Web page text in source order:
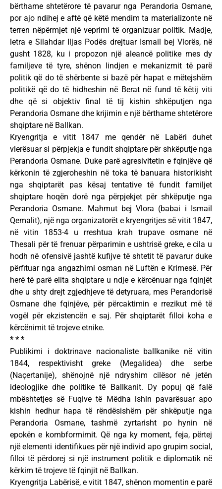
bërthame shtetërore të pavarur nga Perandoria Osmane,
por ajo ndihej e aftë që këtë mendim ta materializonte në
terren nëpërmjet një veprimi të organizuar politik. Madje,
letra e Silahdar Iljas Podës drejtuar Ismail bej Vlorës, në
gusht 1828, ku i propozon një aleancë politike mes dy
familjeve të tyre, shënon lindjen e mekanizmit të parë
politik që do të shërbente si bazë për hapat e mëtejshëm
politikë që do të hidheshin në Berat në fund të këtij viti
dhe që si objektiv final të tij kishin shkëputjen nga
Perandoria Osmane dhe krijimin e një bërthame shtetërore
shqiptare në Ballkan.
Kryengritja e vitit 1847 me qendër në Labëri duhet
vlerësuar si përpjekja e fundit shqiptare për shkëputje nga
Perandoria Osmane. Duke parë agresivitetin e fqinjëve që
kërkonin të zgjeroheshin në toka të banuara historikisht
nga shqiptarët pas kësaj tentative të fundit familjet
shqiptare hoqën dorë nga përpjekjet për shkëputje nga
Perandoria Osmane. Mahmut bej Vlora (babai i Ismail
Qemalit), një nga organizatorët e kryengritjes së vitit 1847,
në vitin 1853-4 u rreshtua krah trupave osmane në
Thesali për të frenuar përparimin e ushtrisë greke, e cila u
hodh në ofensivë jashtë kufijve të shtetit të pavarur duke
përfituar nga angazhimi osman në Luftën e Krimesë. Për
herë të parë elita shqiptare u ndje e kërcënuar nga fqinjët
dhe u shty drejt zgjedhjeve të detyruara, mes Perandorisë
Osmane dhe fqinjëve, për përcaktimin e rrezikut më të
vogël për ekzistencën e saj. Për shqiptarët filloi koha e
kërcënimit të trojeve etnike.
* * *
Publikimi i doktrinave nacionaliste ballkanike në vitin
1844, respektivisht greke (Megalidea) dhe serbe
(Naçertanije), shënojnë një ndryshim cilësor në jetën
ideologjike dhe politike të Ballkanit. Dy popuj që falë
mbështetjes së Fuqive të Mëdha ishin pavarësuar apo
kishin hedhur hapa të rëndësishëm për shkëputje nga
Perandoria Osmane, tashmë zyrtarisht po hynin në
epokën e kombformimit. Që nga ky moment, feja, përtej
një elementi identifikues për një individ apo grupim social,
filloi të përdorej si një instrument politik e diplomatik në
kërkim të trojeve të fqinjit në Ballkan.
Kryengritja Labërisë, e vitit 1847, shënon momentin e parë